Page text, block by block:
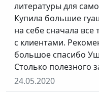
литературы для
Купила большие
на себе сначала
с клиентами.
большое спасибо
Столько полезного
24.05.2020